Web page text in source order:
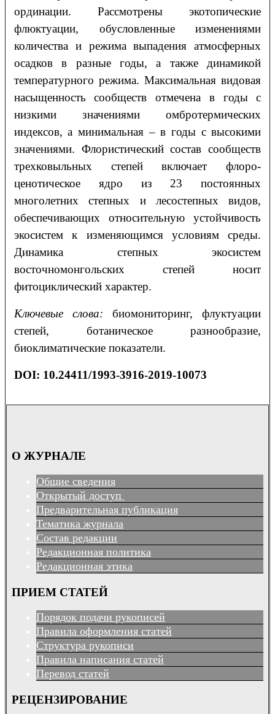
ординации. Рассмотрены экотопические
флюктуации, обусловленные изменениями
количества и режима выпадения атмосферных
осадков в разные годы, а также динамикой
температурного режима. Максимальная видовая
насыщенность сообществ отмечена в годы с
низкими значениями омбротермических
индексов, а минимальная – в годы с высокими
значениями. Флористический состав сообществ
трехковыльных степей включает флоро-
ценотическое ядро из 23 постоянных
многолетних степных и лесостепных видов,
обеспечивающих относительную устойчивость
экосистем к изменяющимся условиям среды.
Динамика степных экосистем
восточномонгольских степей носит
фитоциклический характер.
Ключевые слова: биомониторинг, флуктуации
степей, ботаническое разнообразие,
биоклиматические показатели.
DOI: 10.24411/1993-3916-2019-10073
О ЖУРНАЛЕ
Общие сведения
Открытый доступ
Предварительная публикация
Тематика журнала
Состав редакции
Редакционная политика
Редакционная этика
ПРИЕМ СТАТЕЙ
Порядок подачи рукописей
Правила оформления статей
Структура рукописи
Правила написания статей
Перевод статей
РЕЦЕНЗИРОВАНИЕ